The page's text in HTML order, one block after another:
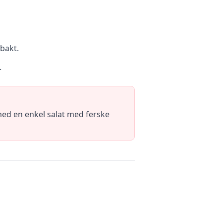
en enkel salat med ferske